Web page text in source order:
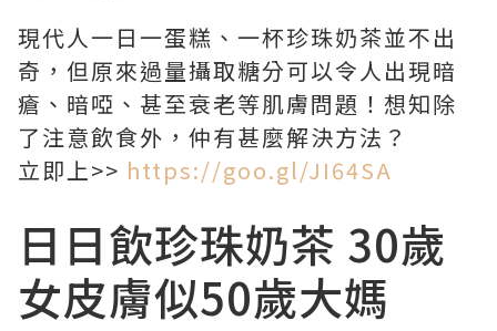
現代人一日一蛋糕、一杯珍珠奶茶並不出
奇，但原來過量攝取糖分可以令人出現暗
瘡、暗啞、甚至衰老等肌膚問題！想知除
了注意飲食外，仲有甚麼解決方法？
立即上>> https://goo.gl/JI64SA
日日飲珍珠奶茶 30歲
女皮膚似50歲大媽